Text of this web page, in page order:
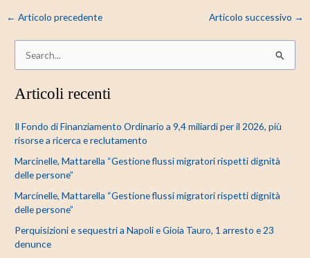
← Articolo precedente Articolo successivo →
r
a
Articoli recenti
Il Fondo di Finanziamento Ordinario a 9,4 miliardi per il 2026, più
risorse a ricerca e reclutamento
Marcinelle, Mattarella “Gestione flussi migratori rispetti dignità
delle persone”
Marcinelle, Mattarella “Gestione flussi migratori rispetti dignità
delle persone”
Perquisizioni e sequestri a Napoli e Gioia Tauro, 1 arresto e 23
denunce